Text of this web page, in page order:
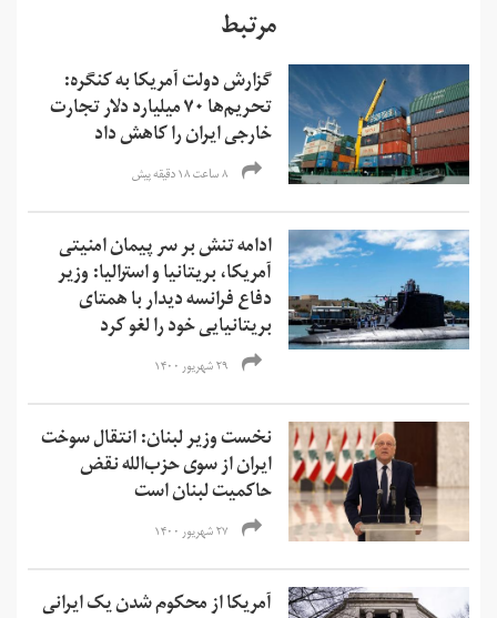
مرتبط
گزارش دولت آمریکا به کنگره:
تحریم‌ها ۷۰ میلیارد دلار تجارت
خارجی ایران را کاهش داد
۸ ساعت ۱۸ دقیقه پیش
ادامه تنش بر سر پیمان امنیتی
آمریکا، بریتانیا و استرالیا: وزیر
دفاع فرانسه دیدار با همتای
بریتانیایی‌ خود را لغو کرد
۲۹ شهریور ۱۴۰۰
نخست وزیر لبنان: انتقال سوخت
ایران از سوی حزب‌الله نقض
حاکمیت لبنان است
۲۷ شهریور ۱۴۰۰
آمریکا از محکوم شدن یک ایرانی